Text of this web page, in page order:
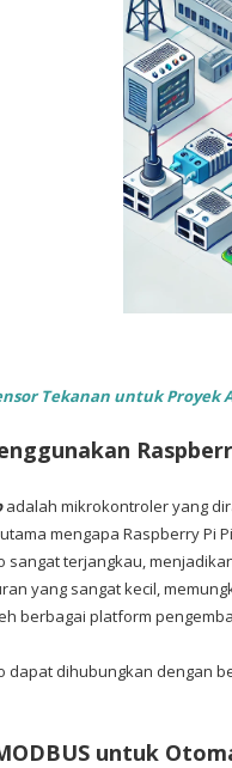
Tekanan untuk Proyek
adalah mikrokontroleryang
mengapa Raspberry Pi
sangat terjangkau,
yang sangat kecil,
berbagai platform
dapat dihubungkan dengan
untuk